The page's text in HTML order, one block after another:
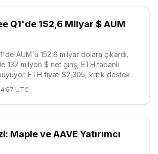
Q1'de 152,6 Milyar $ AUM
AUM'ü 152,6 milyar dolara çıkardı.
137 milyon $ net giriş, ETH tabanlı
ETH fiyatı $2,305, kritik destek
UTC
Maple ve AAVE Yatırımcı